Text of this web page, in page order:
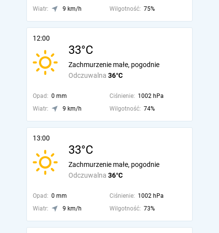
Wiatr:
9 km/h Wilgotność: 75%
12:00
33°C
Odczuwalna 36°C
Zachmurzenie małe, pogodnie
Opad: 0 mm Ciśnienie: 1002 hPa
Wiatr:
9 km/h Wilgotność: 74%
13:00
33°C
Odczuwalna 36°C
Zachmurzenie małe, pogodnie
Opad: 0 mm Ciśnienie: 1002 hPa
Wiatr:
9 km/h Wilgotność: 73%